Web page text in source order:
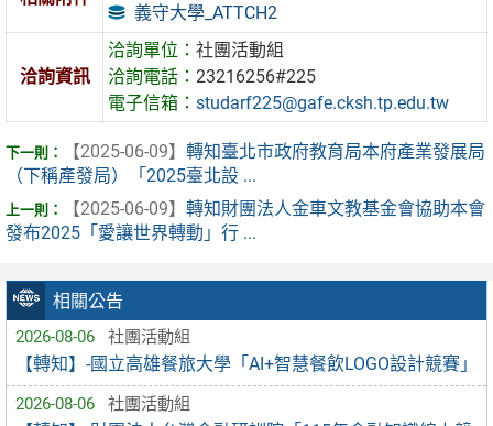
相關公告
2026-08-06 社團活動組
【轉知】-國立高雄餐旅大學「AI+智慧餐飲LOGO設計競賽」
2026-08-06 社團活動組
義守大學_ATTCH2
洽詢資訊
洽詢單位：社團活動組
洽詢電話：23216256#225
電子信箱：studarf225@gafe.cksh.tp.edu.tw
【2025-06-09】 轉知臺北市政府教育局本府產業發展局
（下稱產發局）「2025臺北設 ...
【2025-06-09】 轉知財團法人金車文教基金會協助本會
發布2025「愛讓世界轉動」行 ...